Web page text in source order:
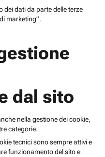
dei dati da parte delle terze
marketing”.
dal sito
nella gestione dei cookie,
categorie.
tecnici sono sempre attivi e
funzionamento del sito e